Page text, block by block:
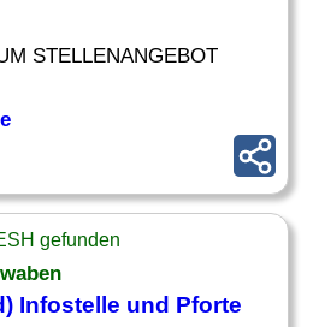
STELLENANGEBOT
gefunden
Infostelle und Pforte